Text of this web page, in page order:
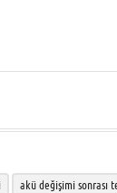
akü değişimi sonrası